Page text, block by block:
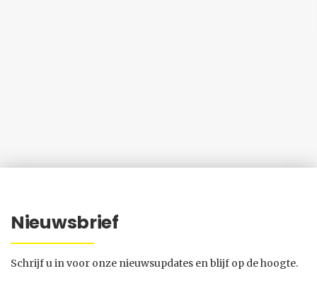
Nieuwsbrief
Schrijf u in voor onze nieuwsupdates en blijf op de hoogte.